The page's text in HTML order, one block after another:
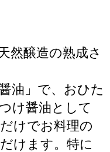
然醸造の熟成さ
油」で、おひた
け醤油として
けでお料理の
けます。特に